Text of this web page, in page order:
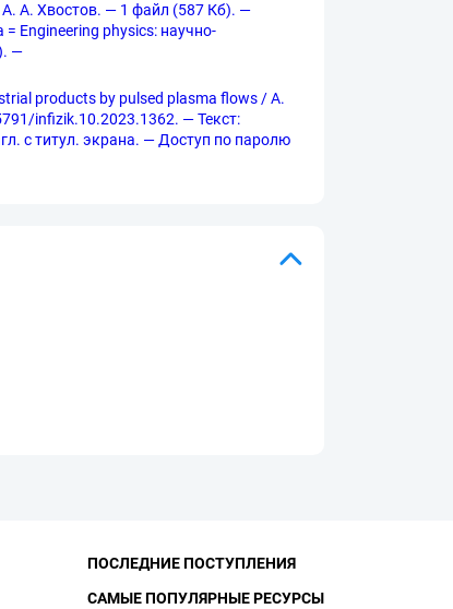
А. Хвостов. — 1 файл (587 Кб). —
Engineering physics: научно-
—
products by pulsed plasma flows / А.
infizik.10.2023.1362. — Текст:
с титул. экрана. — Доступ по паролю
ПОСЛЕДНИЕ ПОСТУПЛЕНИЯ
САМЫЕ ПОПУЛЯРНЫЕ РЕСУРСЫ